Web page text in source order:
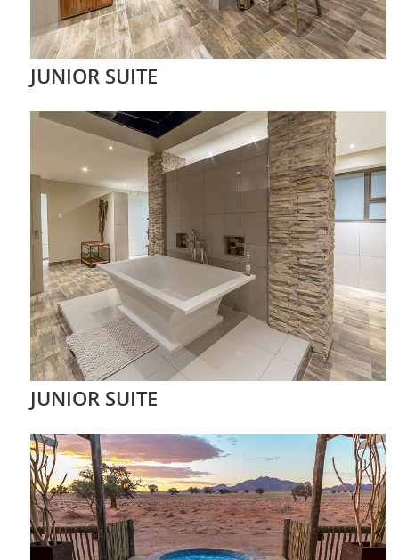
JUNIOR SUITE
JUNIOR SUITE